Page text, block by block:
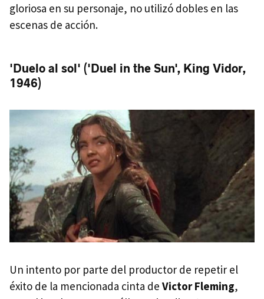
gloriosa en su personaje, no utilizó dobles en las
escenas de acción.
'Duelo al sol' ('Duel in the Sun', King Vidor,
1946)
Un intento por parte del productor de repetir el
éxito de la mencionada cinta de Victor Fleming,